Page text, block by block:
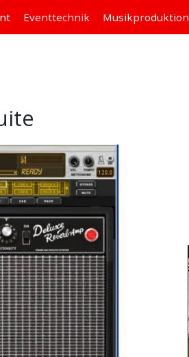
Eventtechnik Musikproduktion